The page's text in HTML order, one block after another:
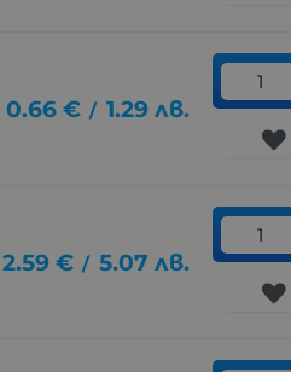
0.66 € / 1.29 лв.
2.59 € / 5.07 лв.